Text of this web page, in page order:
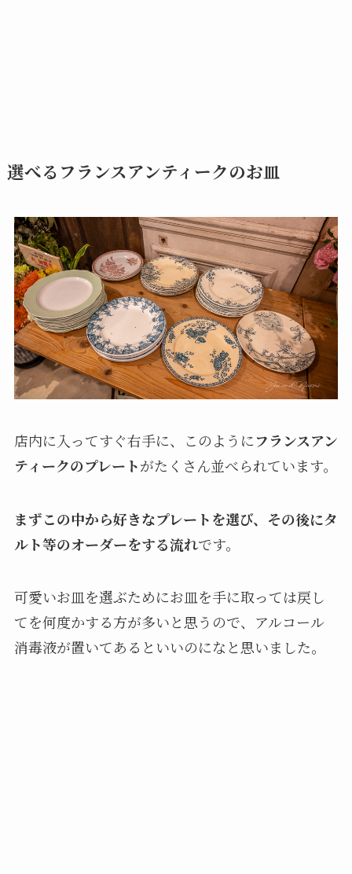
選べるフランスアンティークのお皿
店内に入ってすぐ右手に、このようにフランスアン
ティークのプレートがたくさん並べられています。
まずこの中から好きなプレートを選び、その後にタ
ルト等のオーダーをする流れです。
可愛いお皿を選ぶためにお皿を手に取っては戻し
てを何度かする方が多いと思うので、アルコール
消毒液が置いてあるといいのになと思いました。